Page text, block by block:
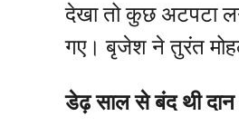
देखा तो कुछ अटपटा
गए। बृजेश ने तुरंत
डेढ़ साल से बंद थी